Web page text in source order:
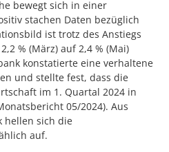
bewegt sich in einer
stachen Daten bezüglich
ist trotz des Anstiegs
% (März) auf 2,4 % (Mai)
konstatierte eine verhaltene
und stellte fest, dass die
im 1. Quartal 2024 in
05/2024). Aus
hellen sich die
auf.